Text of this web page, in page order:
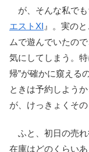
が、そんな私でも
エストXI 』。実の
ムで遊んでいたの
気にしてしまう。
帰”が確かに窺える
ときは予約しよう
が、けっきょくそ
ふと、初日の売れ
在庫はどのくらい